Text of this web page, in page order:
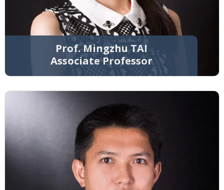
Prof. Mingzhu TAI
Associate Professor